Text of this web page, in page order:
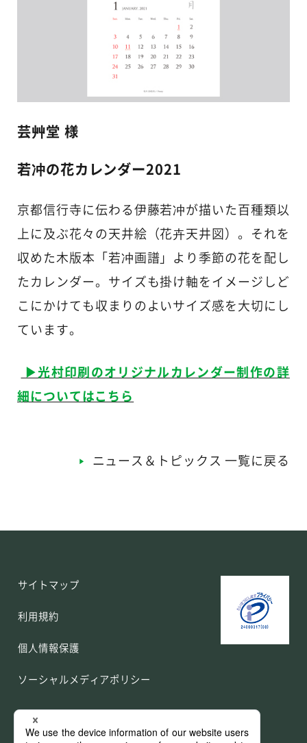
芸艸堂 様
若冲の花カレンダー2021
京都信行寺に伝わる伊藤若冲が描いた百種類以
上に及ぶ花々の天井絵（花卉天井図）。それを
収めた木版本「若冲画譜」より季節の花を配し
たカレンダー。サイズも掛け軸をイメージしど
こにかけても収まりのよいサイズ感を大切にし
ています。
▶︎光村印刷のオリジナルカレンダー制作の詳
細についてはこちら
ニュース＆トピックス 一覧に戻る
サイトマップ
利用規約
個人情報保護
ソーシャルメディアポリシー